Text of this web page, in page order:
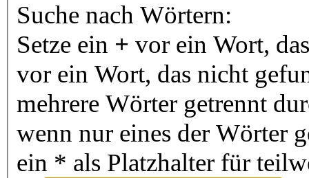
Suche nach Wörtern:
Setze ein + vor ein Wort,
vor ein Wort, das nicht
mehrere Wörter getrennt
wenn nur eines der Wörter
ein * als Platzhalter für